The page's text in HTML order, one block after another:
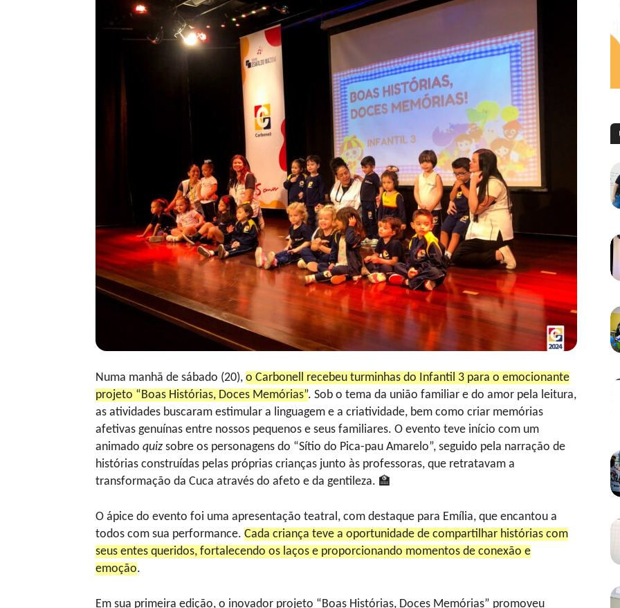
Numa manhã de sábado (20), o Carbonell recebeu turminhas do Infantil 3 para o emocionante
projeto “Boas Histórias, Doces Memórias”. Sob o tema da união familiar e do amor pela leitura,
as atividades buscaram estimular a linguagem e a criatividade, bem como criar memórias
afetivas genuínas entre nossos pequenos e seus familiares. O evento teve início com um
animado quiz sobre os personagens do “Sítio do Pica-pau Amarelo”, seguido pela narração de
histórias construídas pelas próprias crianças junto às professoras, que retratavam a
transformação da Cuca através do afeto e da gentileza. 🏫
O ápice do evento foi uma apresentação teatral, com destaque para Emília, que encantou a
todos com sua performance. Cada criança teve a oportunidade de compartilhar histórias com
seus entes queridos, fortalecendo os laços e proporcionando momentos de conexão e
emoção.
Em sua primeira edição, o inovador projeto “Boas Histórias, Doces Memórias” promoveu